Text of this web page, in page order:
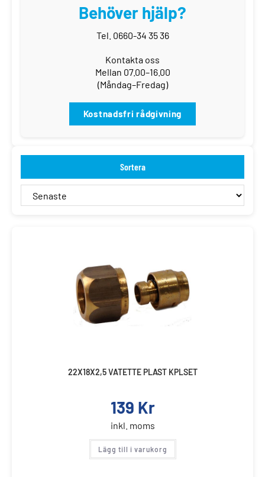
Behöver hjälp?
Tel. 0660-34 35 36
Kontakta oss
Mellan 07.00–16.00
(Måndag–Fredag)
Kostnadsfri rådgivning
Sortera
22X18X2,5 VATETTE PLAST KPLSET
139 Kr
inkl. moms
Lägg till i varukorg